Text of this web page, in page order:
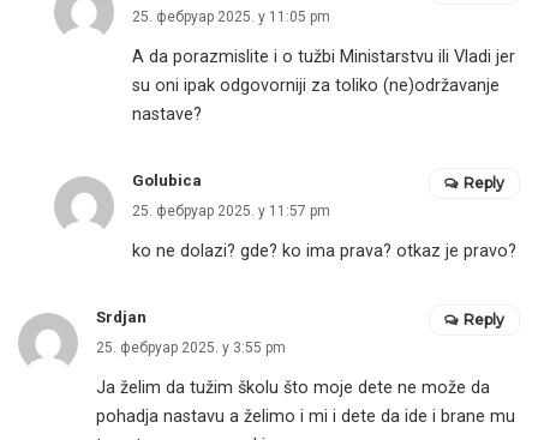
25. фебруар 2025. у 11:05 pm
A da porazmislite i o tužbi Ministarstvu ili Vladi jer
su oni ipak odgovorniji za toliko (ne)održavanje
nastave?
Golubica
25. фебруар 2025. у 11:57 pm
ko ne dolazi? gde? ko ima prava? otkaz je pravo?
Reply
Srdjan
25. фебруар 2025. у 3:55 pm
Ja želim da tužim školu što moje dete ne može da
pohadja nastavu a želimo i mi i dete da ide i brane mu
Reply